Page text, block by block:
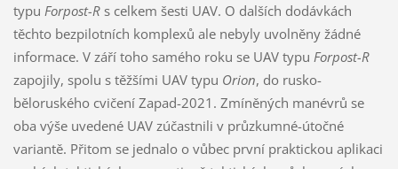
typu Forpost-Rs celkem šesti UAV. O dalších dodávkách
těchto bezpilotních komplexů ale nebyly uvolněny žádné
informace. V září toho samého roku se UAV typu Forpost-R
zapojily, spolu s těžšími UAV typu Orion, do rusko-
běloruského cvičení Zapad-2021. Zmíněných manévrů se
oba výše uvedené UAV zúčastnili v průzkumné-útočné
variantě. Přitom se jednalo o vůbec první praktickou aplikaci